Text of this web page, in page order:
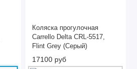
Коляска прогулочная
Carrello Delta CRL-5517,
Flint Grey (Серый)
17100 руб